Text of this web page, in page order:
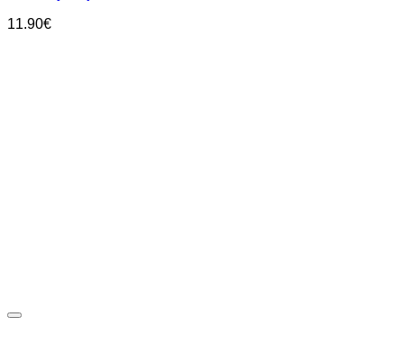
11.90€